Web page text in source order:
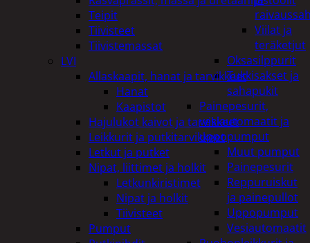
Viilat ja
teräketjut
Oksasilppurit
Tukkisakset ja
sahapukit
Painepesurit,
vesiautomaatit ja
uppopumput
Muut pumput
Painepesurit
Reppuruiskut
ja painepullot
Uppopumput
Vesiautomaatit
Teipit
Tiivisteet
Tiivistemassat
LVI
Allaskaapit, hanat ja tarvikkeet
Hanat
Kaapistot
Hajulukot kaivot ja tarvikkeet
Leikkurit ja putkitarvikkeet
Letkut ja putket
Nipat, liittimet ja holkit
Letkunkiristimet
Nipat ja holkit
Tiivisteet
Pumput